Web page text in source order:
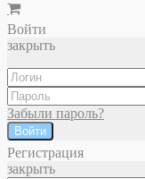
Войти
закрыть
Забыли пароль?
Войти
Регистрация
закрыть